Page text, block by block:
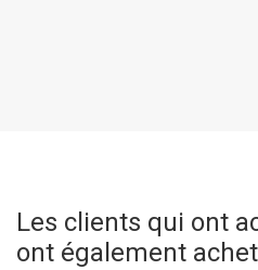
Les clients qui ont
ont également